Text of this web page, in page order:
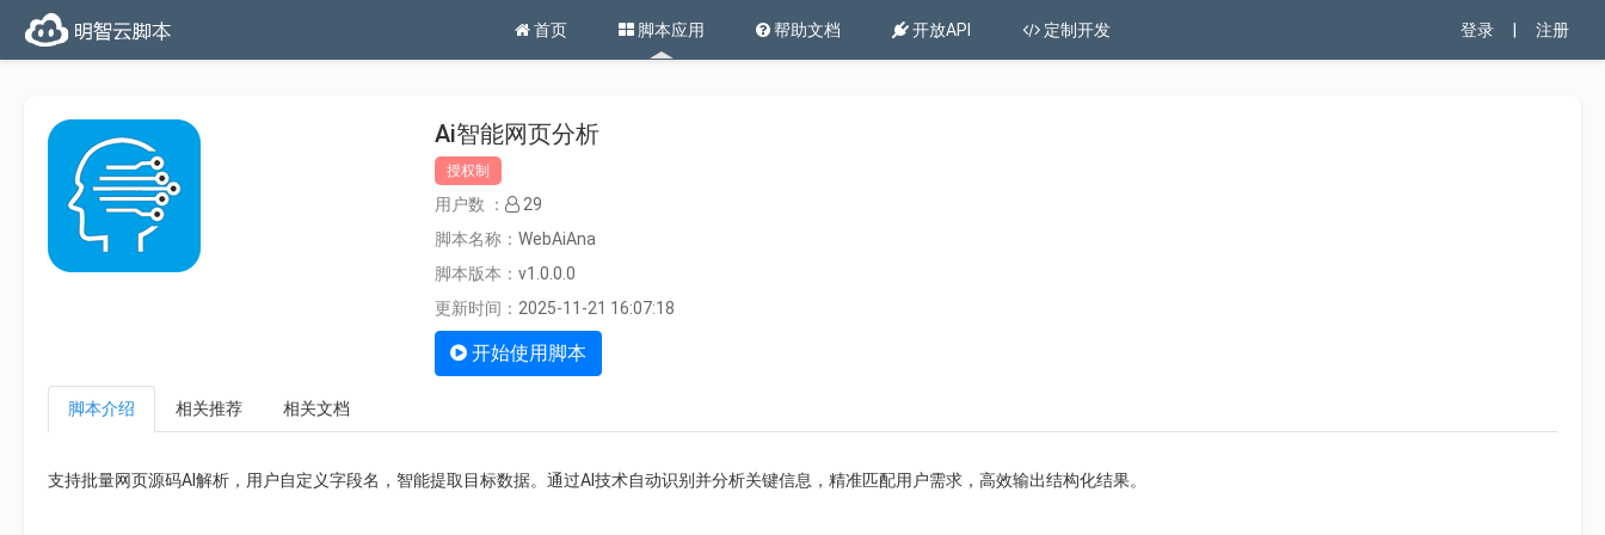
首页 脚本应用 帮助文档 开放API 定制开发 登录 | 注册
Ai智能网页分析
授权制
用户数 ：
29
脚本名称： WebAiAna
脚本版本： v1.0.0.0
更新时间： 2025-11-21 16:07:18
开始使用脚本
脚本介绍 相关推荐 相关文档
支持批量网页源码AI解析，用户自定义字段名，智能提取目标数据。通过AI技术自动识别并分析关键信息，精准匹配用户需求，高效输出结构化结果。